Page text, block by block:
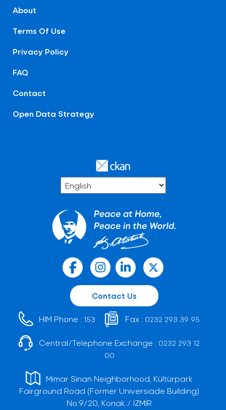
About
Terms Of Use
Privacy Policy
FAQ
Contact
Open Data Strategy
Contact Us
HIM Phone : 153 Fax : 0232 293 39 95
Central/Telephone Exchange : 0232 293 12
00
Mimar Sinan Neighborhood, Kültürpark
Fairground Road (Former Universiade Building)
No:9/20, Konak / İZMİR